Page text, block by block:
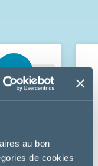
au bon
de cookies